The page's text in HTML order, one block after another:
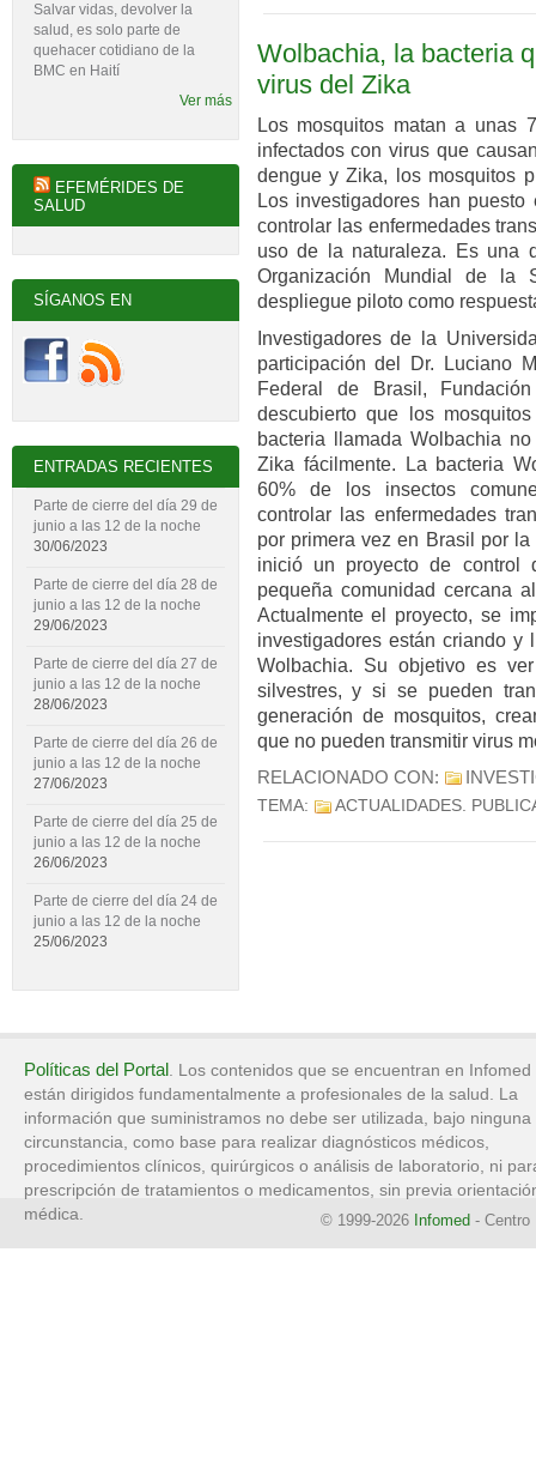
Wolbachia, la bacteria
virus del Zika
Los mosquitos matan a unas
infectados con virus que
dengue y Zika, los mosquitos
Los investigadores han
controlar las enfermedades
uso de la naturaleza. Es una
Organización Mundial de la
despliegue piloto como
Investigadores de la
participación del Dr. Luciano
Federal de Brasil,
descubierto que los
bacteria llamada Wolbachia
Zika fácilmente. La bacteria
60% de los insectos
controlar las enfermedades
por primera vez en Brasil por
inició un proyecto de control
pequeña comunidad cercana
Actualmente el proyecto, se
investigadores están criando y
Wolbachia. Su objetivo es
silvestres, y si se pueden
generación de mosquitos,
que no pueden transmitir virus
RELACIONADO CON:
TEMA: ACTUALIDADES.
Salvar vidas, devolver la
salud, es solo parte de
quehacer cotidiano de la
BMC en Haití
Ver más
EFEMÉRIDES DE
SALUD
SÍGANOS EN
ENTRADAS RECIENTES
Parte de cierre del día 29 de
junio a las 12 de la noche
30/06/2023
Parte de cierre del día 28 de
junio a las 12 de la noche
29/06/2023
Parte de cierre del día 27 de
junio a las 12 de la noche
28/06/2023
Parte de cierre del día 26 de
junio a las 12 de la noche
27/06/2023
Parte de cierre del día 25 de
junio a las 12 de la noche
26/06/2023
Parte de cierre del día 24 de
junio a las 12 de la noche
25/06/2023
Políticas del Portal. Los contenidos que se encuentran en Infomed
están dirigidos fundamentalmente a profesionales de la salud. La
información que suministramos no debe ser utilizada, bajo ninguna
circunstancia, como base para realizar diagnósticos médicos,
procedimientos clínicos, quirúrgicos o análisis de laboratorio, ni
prescripción de tratamientos o medicamentos, sin previa
médica.
© 1999-2026 Infomed - Centro